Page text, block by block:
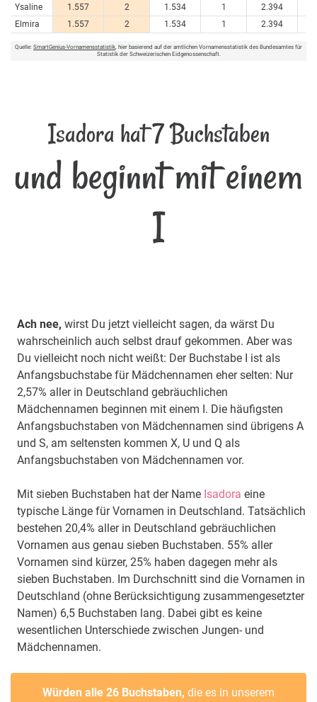
Ysaline
1.557 2 1.534 1
2.394
Elmira
1.557 2 1.534 1 2.394
Quelle: SmartGenius-Vornamensstatistik, hier basierend auf der amtlichen Vornamensstatistik des Bundesamtes für
Statistik der Schweizerischen Eidgenossenschaft.
Isadora hat 7 Buchstaben
und beginnt mit einem
I
Ach nee, wirst Du jetzt vielleicht sagen, da wärst Du
wahrscheinlich auch selbst drauf gekommen. Aber was
Du vielleicht noch nicht weißt: Der Buchstabe I ist als
Anfangsbuchstabe für Mädchennamen eher selten: Nur
2,57% aller in Deutschland gebräuchlichen
Mädchennamen beginnen mit einem I. Die häufigsten
Anfangsbuchstaben von Mädchennamen sind übrigens A
und S, am seltensten kommen X, U und Q als
Anfangsbuchstaben von Mädchennamen vor.
Mit sieben Buchstaben hat der Name Isadora eine
typische Länge für Vornamen in Deutschland. Tatsächlich
bestehen 20,4% aller in Deutschland gebräuchlichen
Vornamen aus genau sieben Buchstaben. 55% aller
Vornamen sind kürzer, 25% haben dagegen mehr als
sieben Buchstaben. Im Durchschnitt sind die Vornamen in
Deutschland (ohne Berücksichtigung zusammengesetzter
Namen) 6,5 Buchstaben lang. Dabei gibt es keine
wesentlichen Unterschiede zwischen Jungen- und
Mädchennamen.
Würden alle 26 Buchstaben, die es in unserem